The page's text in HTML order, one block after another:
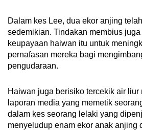
Dalam kes Lee, dua ekor anjing
sedemikian. Tindakan membius
keupayaan haiwan itu untuk
pernafasan mereka bagi
pengudaraan.
Haiwan juga berisiko tercekik air liur
laporan media yang memetik
dalam kes seorang lelaki yang
menyeludup enam ekor anak anjing